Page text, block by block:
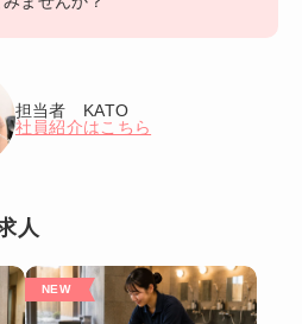
担当者 KATO
社員紹介はこちら
人